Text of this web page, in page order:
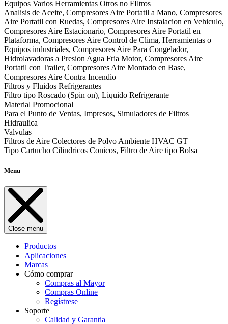
Equipos Varios Herramientas Otros no FIltros
Analisis de Aceite, Compresores Aire Portatil a Mano, Compresores
Aire Portatil con Ruedas, Compresores Aire Instalacion en Vehiculo,
Compresores Aire Estacionario, Compresores Aire Portatil en
Plataforma, Compresores Aire Control de Clima, Herramientas o
Equipos industriales, Compresores Aire Para Congelador,
Hidrolavadoras a Presion Agua Fria Motor, Compresores Aire
Portatil con Trailer, Compresores Aire Montado en Base,
Compresores Aire Contra Incendio
Filtros y Fluidos Refrigerantes
Filtro tipo Roscado (Spin on), Liquido Refrigerante
Material Promocional
Para el Punto de Ventas, Impresos, Simuladores de Filtros
Hidraulica
Valvulas
Filtros de Aire Colectores de Polvo Ambiente HVAC GT
Tipo Cartucho Cilindricos Conicos, Filtro de Aire tipo Bolsa
Menu
Close menu
Productos
Aplicaciones
Marcas
Cómo comprar
Compras al Mayor
Compras Online
Regístrese
Soporte
Calidad y Garantia